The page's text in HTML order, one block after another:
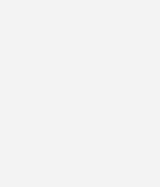
(Teil iX)
Handel wieder in Fahrt
monatelang kaum mehr in